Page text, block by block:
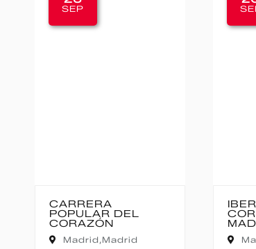
IBERCAJA MADRID
CORRE POR
MADRID – 10K
Madrid,Madrid